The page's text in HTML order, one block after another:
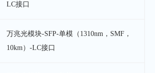
LC接口
万兆光模块-SFP-单模（1310nm，SMF，
10km）-LC接口